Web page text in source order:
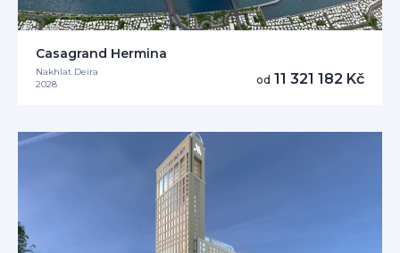
Casagrand Hermina
Nakhlat Deira
2028
od 11 321 182 Kč